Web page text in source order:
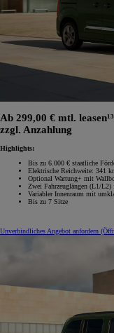
Ab 299,00 € mtl. leasen¹³
zzgl. Anzahlung
Highlights:
Bis zu 6.000 € staatliche
Elektrische Reichweite: 341
Optional Wartung+ mit
Zwei Fahrzeuglängen (L1/L2)
Variabler Innenraum mit
Bis zu 7 Sitze
Unverbindliches Angebot anfordern